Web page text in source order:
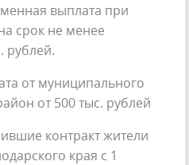
выплата при
срок не менее
рублей.
от муниципального
от 500 тыс. рублей
контракт жители
края с 1